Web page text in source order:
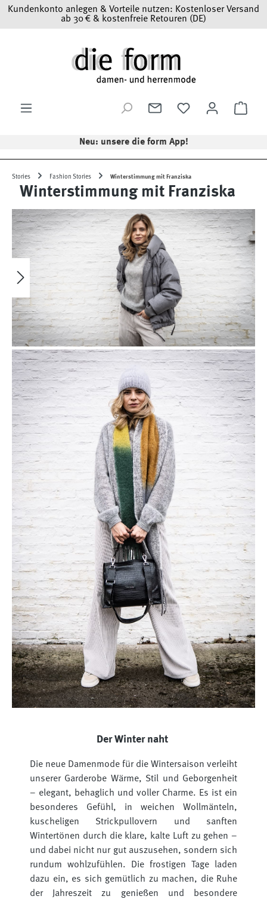
Zum Hauptinhalt springen
Kundenkonto anlegen & Vorteile nutzen: Kostenloser Versand
ab 30 € & kostenfreie Retouren (DE)
Neu: unsere die form App!
Stories Fashion Stories Winterstimmung mit Franziska
Winterstimmung mit Franziska
Der Winter naht
Die neue Damenmode für die Wintersaison verleiht
unserer Garderobe Wärme, Stil und Geborgenheit
– elegant, behaglich und voller Charme. Es ist ein
besonderes Gefühl, in weichen Wollmänteln,
kuscheligen Strickpullovern und sanften
Wintertönen durch die klare, kalte Luft zu gehen –
und dabei nicht nur gut auszusehen, sondern sich
rundum wohlzufühlen. Die frostigen Tage laden
dazu ein, es sich gemütlich zu machen, die Ruhe
der Jahreszeit zu genießen und besondere